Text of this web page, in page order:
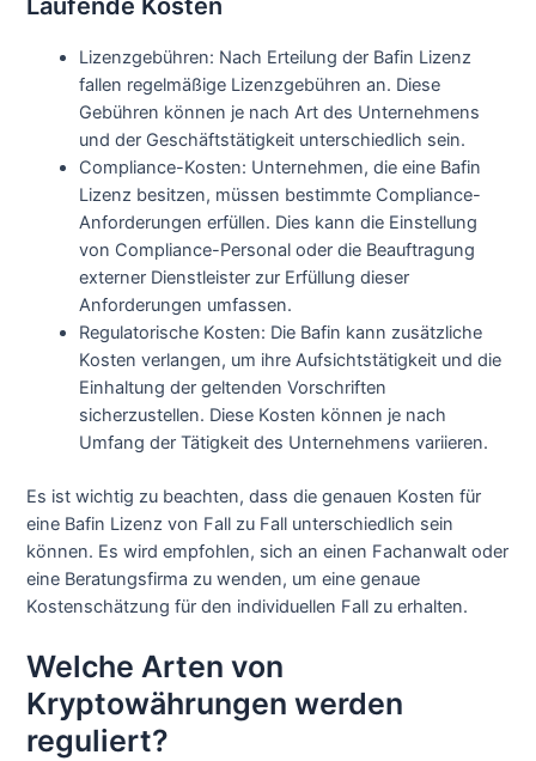
Laufende Kosten
Lizenzgebühren: Nach Erteilung der Bafin Lizenz
fallen regelmäßige Lizenzgebühren an. Diese
Gebühren können je nach Art des Unternehmens
und der Geschäftstätigkeit unterschiedlich sein.
Compliance-Kosten: Unternehmen, die eine Bafin
Lizenz besitzen, müssen bestimmte Compliance-
Anforderungen erfüllen. Dies kann die Einstellung
von Compliance-Personal oder die Beauftragung
externer Dienstleister zur Erfüllung dieser
Anforderungen umfassen.
Regulatorische Kosten: Die Bafin kann zusätzliche
Kosten verlangen, um ihre Aufsichtstätigkeit und die
Einhaltung der geltenden Vorschriften
sicherzustellen. Diese Kosten können je nach
Umfang der Tätigkeit des Unternehmens variieren.
Es ist wichtig zu beachten, dass die genauen Kosten für
eine Bafin Lizenz von Fall zu Fall unterschiedlich sein
können. Es wird empfohlen, sich an einen Fachanwalt oder
eine Beratungsfirma zu wenden, um eine genaue
Kostenschätzung für den individuellen Fall zu erhalten.
Welche Arten von
Kryptowährungen werden
reguliert?